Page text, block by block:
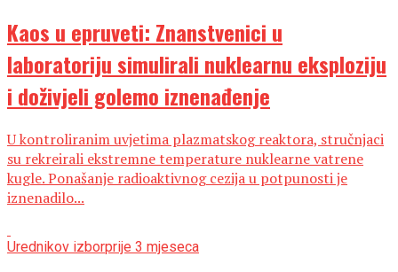
Kaos u epruveti: Znanstvenici u
laboratoriju simulirali nuklearnu eksploziju
i doživjeli golemo iznenađenje
U kontroliranim uvjetima plazmatskog reaktora, stručnjaci
su rekreirali ekstremne temperature nuklearne vatrene
kugle. Ponašanje radioaktivnog cezija u potpunosti je
iznenadilo...
Urednikov izborprije 3 mjeseca